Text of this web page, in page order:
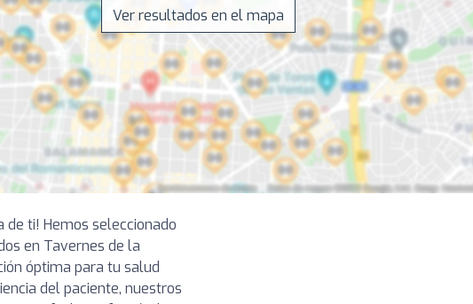
Ver resultados en el mapa
de ti! Hemos seleccionado
en Tavernes de la
óptima para tu salud
del paciente, nuestros